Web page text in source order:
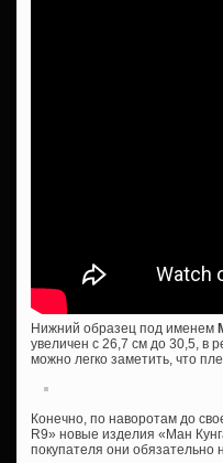
Нижний образец под именем
увеличен с 26,7 см до 30,5, в
можно легко заметить, что
Конечно, по наворотам до
R9» новые изделия «Ман
покупателя они обязательно